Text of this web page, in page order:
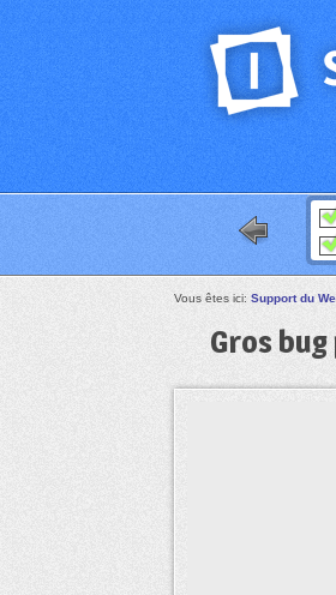
Vous êtes ici: Support du
Gros